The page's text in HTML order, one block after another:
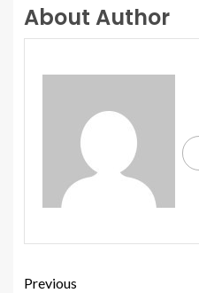
About Author
Previous